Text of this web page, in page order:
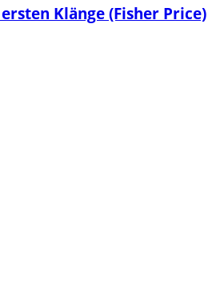
Klänge (Fisher Price)